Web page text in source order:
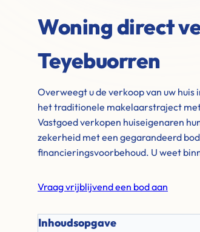
Woning direct
Teyebuorren
Overweegt u de verkoop van uw huis
het traditionele makelaarstraject
Vastgoed verkopen huiseigenaren
zekerheid met een gegarandeerd
financieringsvoorbehoud. U weet
Vraag vrijblijvend een bod aan
Inhoudsopgave